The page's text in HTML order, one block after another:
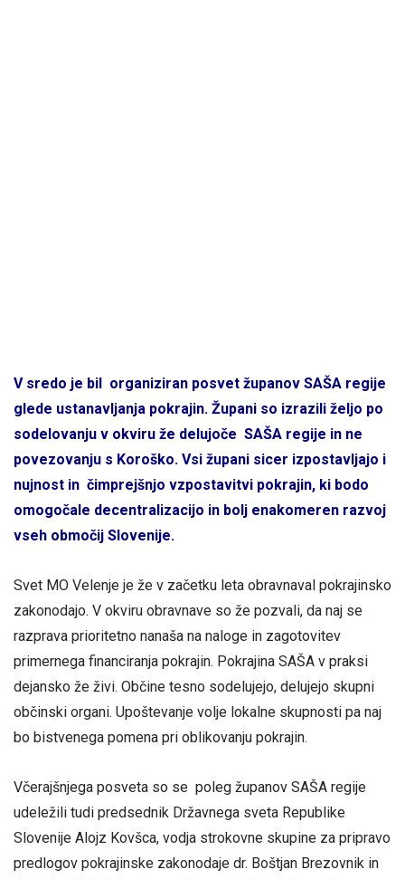
V sredo je bil organiziran posvet županov SAŠA regije
glede ustanavljanja pokrajin. Župani so izrazili željo po
sodelovanju v okviru že delujoče SAŠA regije in ne
povezovanju s Koroško. Vsi župani sicer izpostavljajo i
nujnost in čimprejšnjo vzpostavitvi pokrajin, ki bodo
omogočale decentralizacijo in bolj enakomeren razvoj
vseh območij Slovenije.
Svet MO Velenje je že v začetku leta obravnaval pokrajinsko
zakonodajo. V okviru obravnave so že pozvali, da naj se
razprava prioritetno nanaša na naloge in zagotovitev
primernega financiranja pokrajin. Pokrajina SAŠA v praksi
dejansko že živi. Občine tesno sodelujejo, delujejo skupni
občinski organi. Upoštevanje volje lokalne skupnosti pa naj
bo bistvenega pomena pri oblikovanju pokrajin.
Včerajšnjega posveta so se poleg županov SAŠA regije
udeležili tudi predsednik Državnega sveta Republike
Slovenije Alojz Kovšca, vodja strokovne skupine za pripravo
predlogov pokrajinske zakonodaje dr. Boštjan Brezovnik in